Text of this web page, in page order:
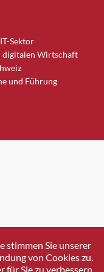
Sektor
digitalen Wirtschaft
und Führung
stimmen Sie unserer
von Cookies zu.
für Sie zu verbessern.